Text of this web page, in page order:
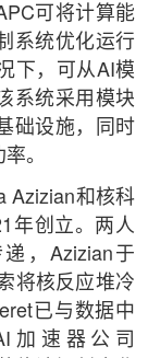
可将计算能
系统优化运行
下，可从AI模
系统采用模块
础设施，同时
。
Azizian和核科
年创立。两人
，Azizian于
将核反应堆冷
已与数据中
加速器公司